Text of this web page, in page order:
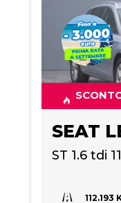
SEAT
ST 1.6 tdi
112.193